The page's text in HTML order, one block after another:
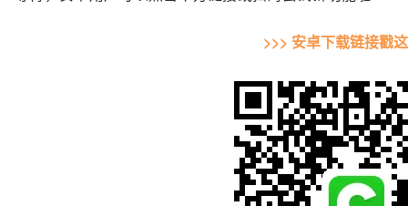
客户端内部跳转至浏览器网页，可自动登录 APP 的账户啦
之前有用户反馈表示，手机端打开网页，参与中国开源
麻烦步骤去掉了，客官可还满意呀？